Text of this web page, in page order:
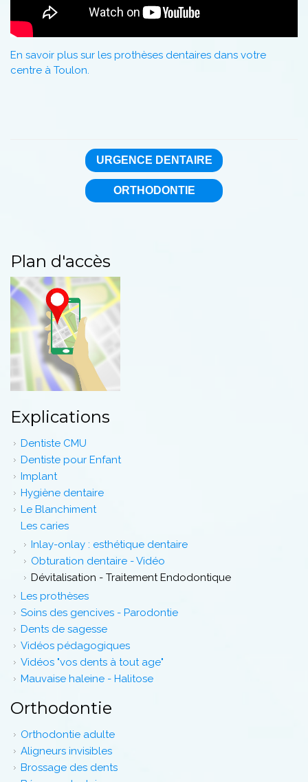
En savoir plus sur les prothèses dentaires dans votre
centre à Toulon.
URGENCE DENTAIRE
ORTHODONTIE
Plan d'accès
Explications
Dentiste CMU
Dentiste pour Enfant
Implant
Hygiène dentaire
Le Blanchiment
Les caries
Inlay-onlay : esthétique dentaire
Obturation dentaire - Vidéo
Dévitalisation - Traitement Endodontique
Les prothèses
Soins des gencives - Parodontie
Dents de sagesse
Vidéos pédagogiques
Vidéos "vos dents à tout age"
Mauvaise haleine - Halitose
Orthodontie
Orthodontie adulte
Aligneurs invisibles
Brossage des dents